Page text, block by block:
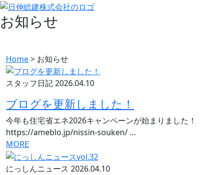
お知らせ
Home> お知らせ
スタッフ日記2026.04.10
ブログを更新しました！
今年も住宅省エネ2026キャンペーンが始まりました！
https://ameblo.jp/nissin-souken/ …
MORE
にっしんニュース 2026.04.10